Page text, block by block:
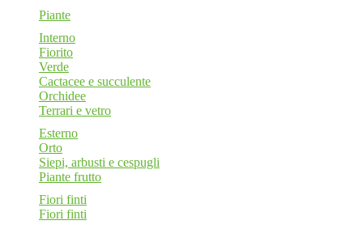
Piante
Interno
Fiorito
Verde
Cactacee e succulente
Orchidee
Terrari e vetro
Esterno
Orto
Siepi, arbusti e cespugli
Piante frutto
Fiori finti
Fiori finti